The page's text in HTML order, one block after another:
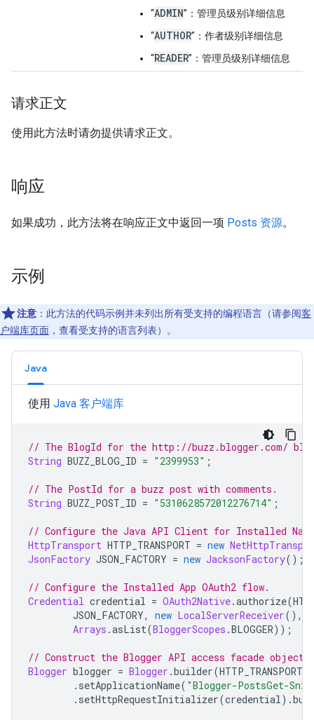
“ADMIN”：管理员级别详细信息
“AUTHOR”：作者级别详细信息
“READER”：管理员级别详细信息
请求正文
使用此方法时请勿提供请求正文。
响应
如果成功，此方法将在响应正文中返回一项 Posts 资源。
示例
注意 ：此方法的代码示例并未列出所有受支持的编程语言（请参阅客
户端库页面 ，查看受支持的语言列表）。
Java
使用 Java 客户端库
// The BlogId for the http://buzz.blogger.com/
String BUZZ_BLOG_ID = "2399953" ;
// The PostId for a buzz post with comments.
String BUZZ_POST_ID = "5310628572012276714" ;
// Configure the Java API Client for Installed
HttpTransport HTTP_TRANSPORT = new
JsonFactory JSON_FACTORY = new JacksonFactory();
// Configure the Installed App OAuth2 flow.
Credential credential = OAuth2Native.authorize(
JSON_FACTORY, new LocalServerReceiver(),
Arrays .asList(BloggerScopes .BLOGGER));
// Construct the Blogger API access facade object.
Blogger blogger = Blogger .builder(HTTP_TRANSPORT
. setApplicationName( "Blogger-PostsGet-
. setHttpRequestInitializer(credential).